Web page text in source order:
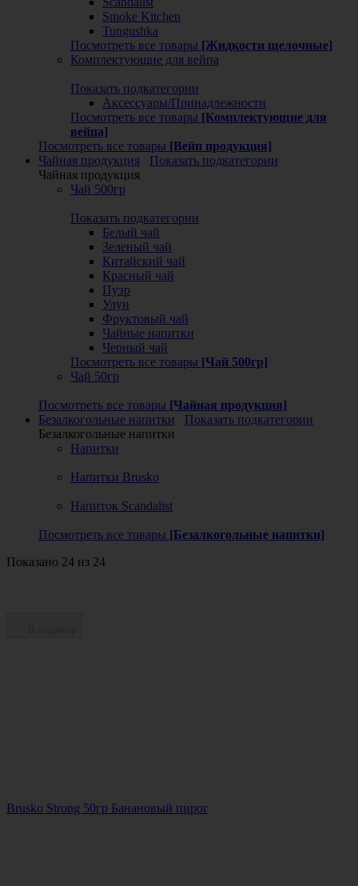
Smoke Kitchen
Tungushka
Посмотреть все товары [Жидкости щелочные]
Комплектующие для вейпа
Показать подкатегории
Аксессуары/Принадлежности
Посмотреть все товары [Комплектующие для
вейпа]
Посмотреть все товары [Вейп продукция]
Чайная продукция
Показать подкатегории
Чайная продукция
Чай 500гр
Показать подкатегории
Белый чай
Зеленый чай
Китайский чай
Красный чай
Пуэр
Улун
Фруктовый чай
Чайные напитки
Черный чай
Посмотреть все товары [Чай 500гр]
Чай 50гр
Посмотреть все товары [Чайная продукция]
Безалкогольные напитки
Показать подкатегории
Безалкогольные напитки
Напитки
Напитки Brusko
Напиток Scandalist
Посмотреть все товары [Безалкогольные напитки]
Показано 24 из 24
Brusko Strong 50гр Банановый пирог